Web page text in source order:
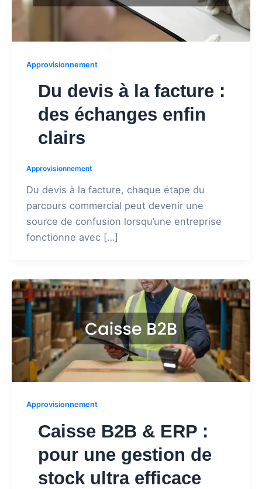
Approvisionnement
Du devis à la facture :
des échanges enfin
clairs
Approvisionnement
Du devis à la facture, chaque étape du
parcours commercial peut devenir une
source de confusion lorsqu’une entreprise
fonctionne avec […]
Approvisionnement
Caisse B2B & ERP :
pour une gestion de
stock ultra efficace